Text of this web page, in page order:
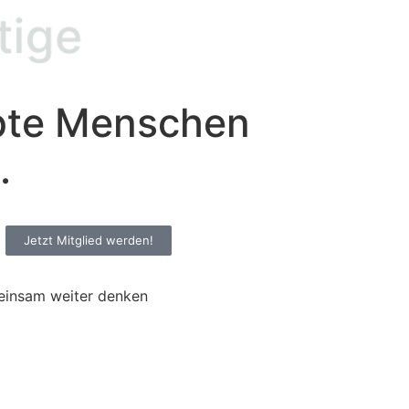
Menschen
Jetzt Mitglied werden!